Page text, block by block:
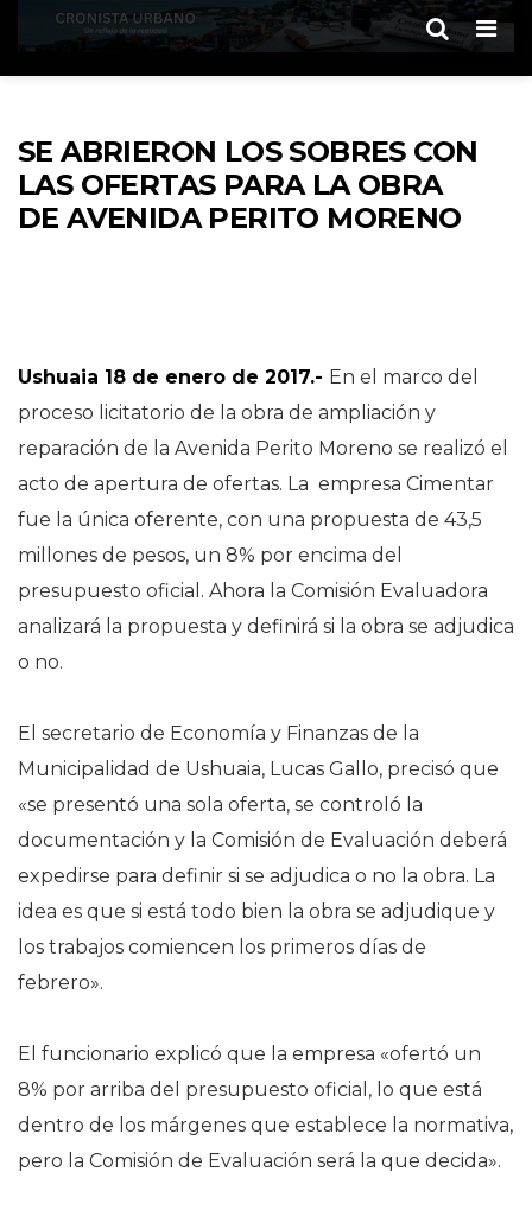
SE ABRIERON LOS SOBRES CON
LAS OFERTAS PARA LA OBRA
DE AVENIDA PERITO MORENO
Ushuaia 18 de enero de 2017.- En el marco del
proceso licitatorio de la obra de ampliación y
reparación de la Avenida Perito Moreno se realizó el
acto de apertura de ofertas. La empresa Cimentar
fue la única oferente, con una propuesta de 43,5
millones de pesos, un 8% por encima del
presupuesto oficial. Ahora la Comisión Evaluadora
analizará la propuesta y definirá si la obra se adjudica
o no.
El secretario de Economía y Finanzas de la
Municipalidad de Ushuaia, Lucas Gallo, precisó que
«se presentó una sola oferta, se controló la
documentación y la Comisión de Evaluación deberá
expedirse para definir si se adjudica o no la obra. La
idea es que si está todo bien la obra se adjudique y
los trabajos comiencen los primeros días de
febrero».
El funcionario explicó que la empresa «ofertó un
8% por arriba del presupuesto oficial, lo que está
dentro de los márgenes que establece la normativa,
pero la Comisión de Evaluación será la que decida».